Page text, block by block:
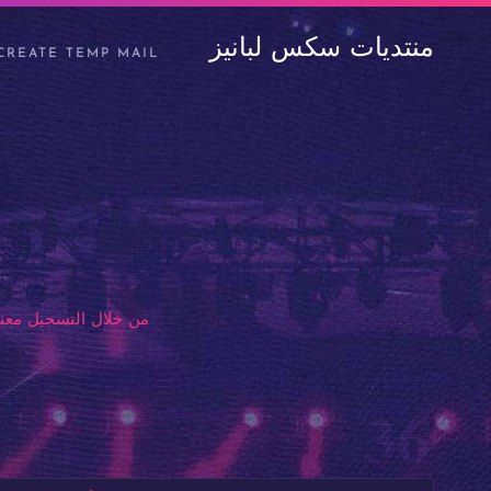
منتديات سكس لبانيز TEMP MAIL
من خلال التسجيل